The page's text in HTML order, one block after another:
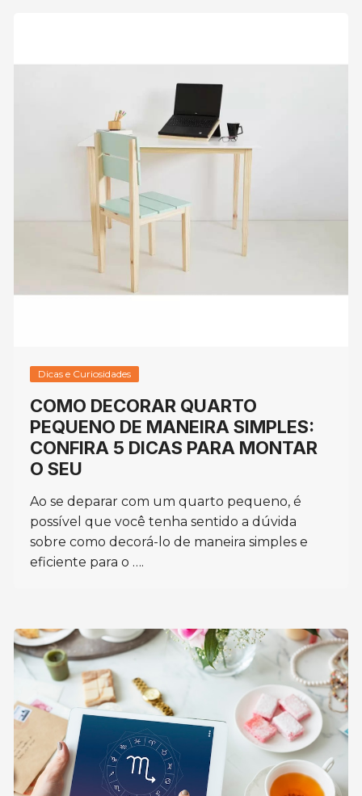
Dicas e Curiosidades
COMO DECORAR QUARTO
PEQUENO DE MANEIRA SIMPLES:
CONFIRA 5 DICAS PARA MONTAR
O SEU
Ao se deparar com um quarto pequeno, é
possível que você tenha sentido a dúvida
sobre como decorá-lo de maneira simples e
eficiente para o ….